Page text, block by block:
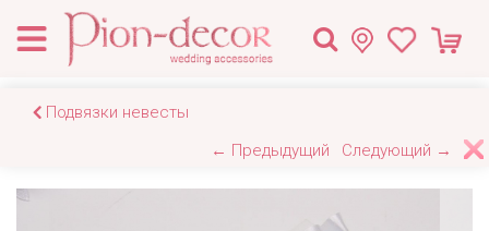
Подвязки невесты
← Предыдущий
Следующий →